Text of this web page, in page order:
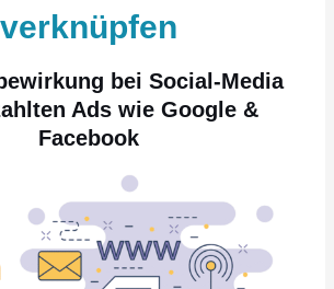
verknüpfen
bei Social-Media
Ads wie Google &
Facebook